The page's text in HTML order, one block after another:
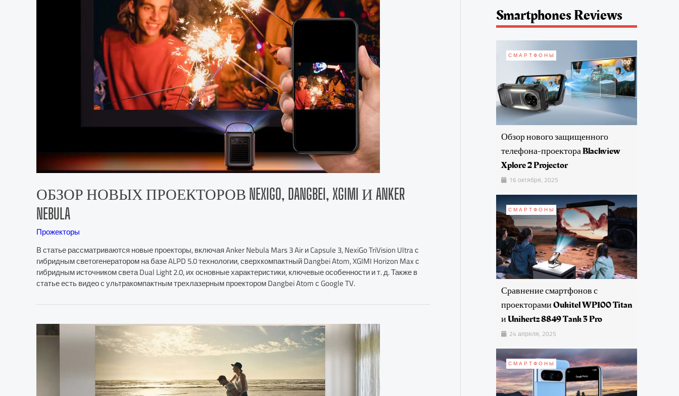
ОБЗОР НОВЫХ ПРОЕКТОРОВ NEXIGO, DANGBEI, XGIMI И ANKER
NEBULA
Прожекторы
В статье рассматриваются новые проекторы, включая Anker Nebula Mars 3 Air и Capsule 3, NexiGo TriVision Ultra с
гибридным светогенератором на базе ALPD 5.0 технологии, сверхкомпактный Dangbei Atom, XGIMI Horizon Max с
гибридным источником света Dual Light 2.0, их основные характеристики, ключевые особенности и т. д. Также в
статье есть видео с ультракомпактным трехлазерным проектором Dangbei Atom с Google TV.
Smartphones Reviews
СМАРТФОНЫ
Обзор нового защищенного
телефона-проектора Blackview
Xplore 2 Projector
16 октября, 2025
СМАРТФОНЫ
Сравнение смартфонов с
проекторами Oukitel WP100 Titan
и Unihertz 8849 Tank 3 Pro
24 апреля, 2025
СМАРТФОНЫ